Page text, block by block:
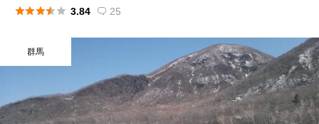
 3.84  25
群馬